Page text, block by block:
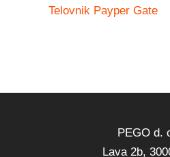
Telovnik Payper Gate
PEGO d.
Lava 2b,